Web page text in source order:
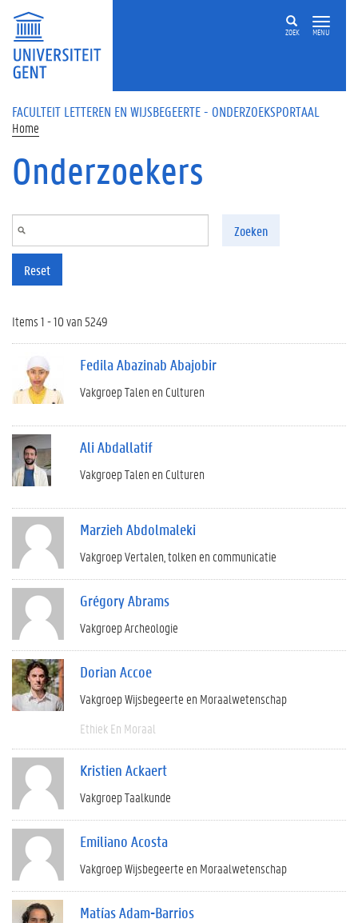
Overslaan en naar de inhoud gaan
ZOEK MENU
FACULTEIT LETTEREN EN WIJSBEGEERTE - ONDERZOEKSPORTAAL
Home
Onderzoekers
Zoeken
Reset
Items 1 - 10 van 5249
Fedila Abazinab Abajobir
Vakgroep Talen en Culturen
Ali Abdallatif
Vakgroep Talen en Culturen
Marzieh Abdolmaleki
Vakgroep Vertalen, tolken en communicatie
Grégory Abrams
Vakgroep Archeologie
Dorian Accoe
Vakgroep Wijsbegeerte en Moraalwetenschap
Ethiek En Moraal
Kristien Ackaert
Vakgroep Taalkunde
Emiliano Acosta
Vakgroep Wijsbegeerte en Moraalwetenschap
Matías Adam-Barrios